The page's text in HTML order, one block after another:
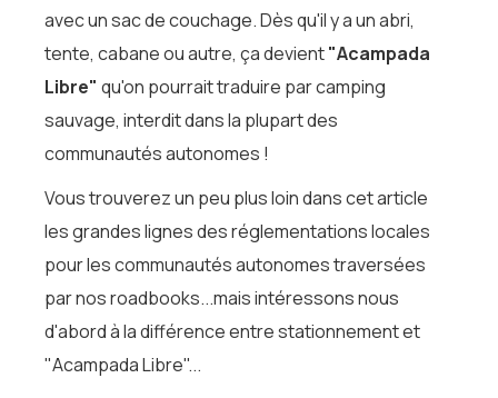
avec un sac de couchage. Dès qu'il y a un abri,
tente, cabane ou autre, ça devient"Acampada
Libre" qu'on pourrait traduire par camping
sauvage, interdit dans la plupart des
communautés autonomes !
Vous trouverez un peu plus loin dans cet article
les grandes lignes des réglementations locales
pour les communautés autonomes traversées
par nos roadbooks...mais intéressons nous
d'abord à la différence entre stationnement et
"Acampada Libre"...